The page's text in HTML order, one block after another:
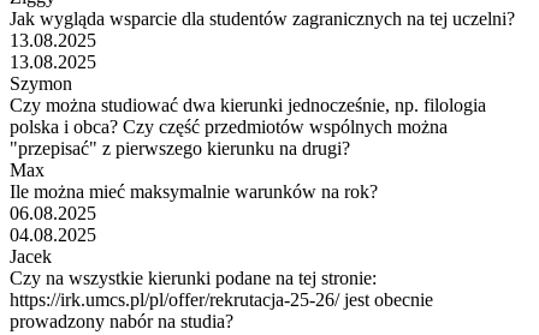
Jak wygląda wsparcie dla studentów zagranicznych na tej uczelni?
13.08.2025
13.08.2025
Szymon
Czy można studiować dwa kierunki jednocześnie, np. filologia
polska i obca? Czy część przedmiotów wspólnych można
"przepisać" z pierwszego kierunku na drugi?
Max
Ile można mieć maksymalnie warunków na rok?
06.08.2025
04.08.2025
Jacek
Czy na wszystkie kierunki podane na tej stronie:
https://irk.umcs.pl/pl/offer/rekrutacja-25-26/ jest obecnie
prowadzony nabór na studia?